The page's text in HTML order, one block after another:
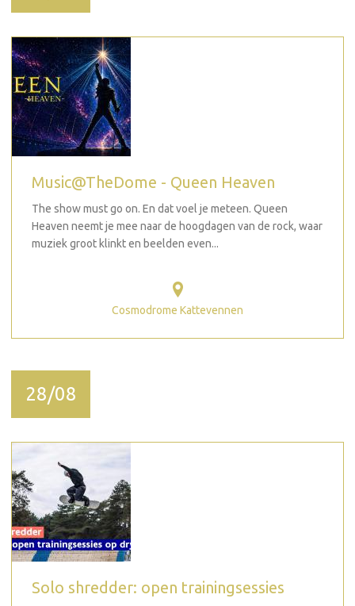
Music@TheDome - Queen Heaven
The show must go on. En dat voel je meteen. Queen
Heaven neemt je mee naar de hoogdagen van de rock, waar
muziek groot klinkt en beelden even...
Cosmodrome Kattevennen
28/08
Solo shredder: open trainingsessies